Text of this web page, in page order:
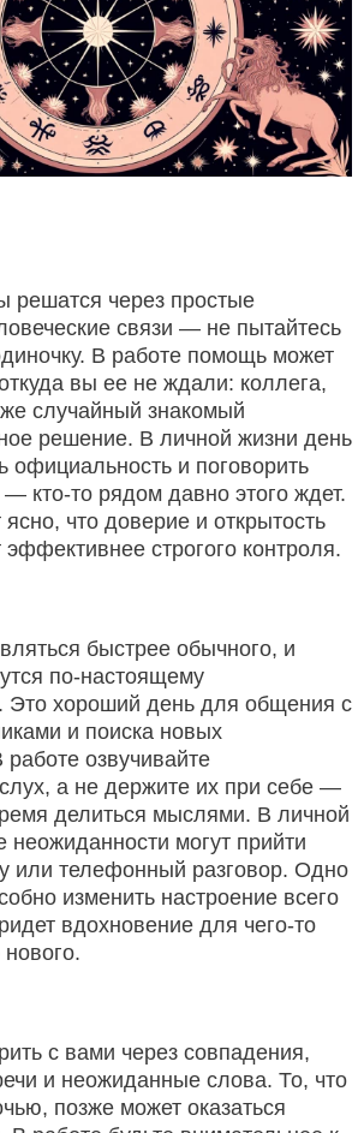
решатся через простые
связи — не пытайтесь
В работе помощь может
вы ее не ждали: коллега,
случайный знакомый
решение. В личной жизни день
официальность и поговорить
кто‑то рядом давно этого ждет.
ясно, что доверие и открытость
эффективнее строгого контроля.
быстрее обычного, и
по‑настоящему
Это хороший день для общения с
и поиска новых
озвучивайте
а не держите их при себе —
делиться мыслями. В личной
неожиданности могут прийти
или телефонный разговор. Одно
изменить настроение всего
вдохновение для чего‑то
с вами через совпадения,
и неожиданные слова. То, что
позже может оказаться